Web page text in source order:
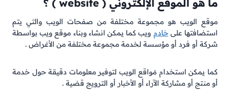
ما هو الموقع الإلكتروني ( website ) ؟
موقع الويب هو مجموعة مختلفة من صفحات الويب والتي يتم
استضافتها علىخادم ويب كما يمكن انشاء وبناء موقع ويب بواسطة
شركة أو فرد أو مؤسسة لخدمة مجموعة مختلفة من الأغراض .
كما يمكن استخدام مَواقع الويب لتوفير معلومات دقيقة حول خدمة
أو منتج أو مشاركة الآراء أو الأخبار أو الترويج قضية .